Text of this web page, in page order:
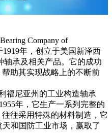
Company of
1919年，创立于美国新泽西
轴承及相关产品。它的成功
助其实现战略上的不断前
福尼亚州的工业构造轴承
年，它生产一系列完整的
往采用特殊的材料制造，它
和国防工业市场，赢取了